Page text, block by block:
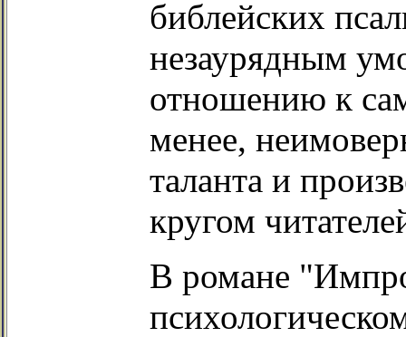
библейских
незаурядным
отношению к
менее,
таланта и
кругом
В романе